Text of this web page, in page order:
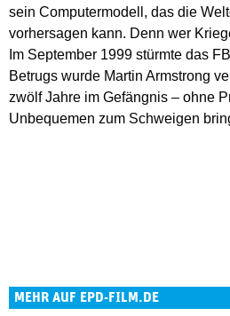
sein Computermodell, das die
vorhersagen kann. Denn wer
Im September 1999 stürmte das
Betrugs wurde Martin Armstrong
zwölf Jahre im Gefängnis – ohne
Unbequemen zum Schweigen
MEHR AUF EPD-FILM.DE